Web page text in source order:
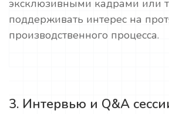
эксклюзивными кадрами или
поддерживать интерес на
производственного процесса.
3. Интервью и Q&A